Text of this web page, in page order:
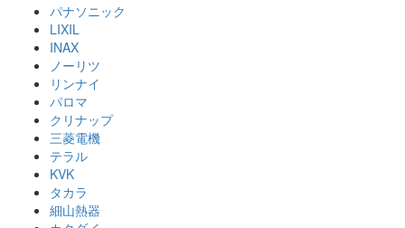
パナソニック
LIXIL
INAX
ノーリツ
リンナイ
パロマ
クリナップ
三菱電機
テラル
KVK
タカラ
細山熱器